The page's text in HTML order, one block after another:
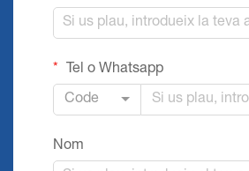
Tel o Whatsapp
Code
Nom